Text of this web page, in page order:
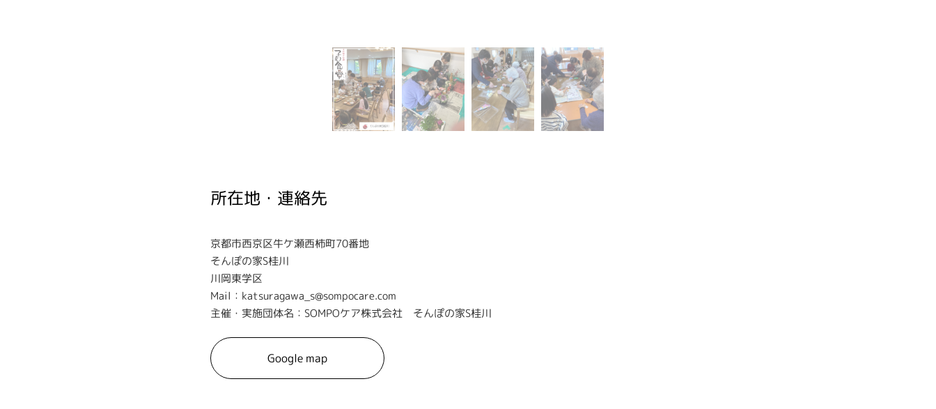
所在地・連絡先
京都市西京区牛ケ瀬西柿町70番地
そんぽの家S桂川
川岡東学区
Mail：katsuragawa_s@sompocare.com
主催・実施団体名：SOMPOケア株式会社 そんぽの家S桂川
Google map